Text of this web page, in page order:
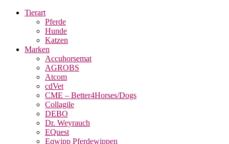
Tierart
Pferde
Hunde
Katzen
Marken
Accuhorsemat
AGROBS
Atcom
cdVet
CME – Better4Horses/Dogs
Collagile
DEBO
Dr. Weyrauch
EQuest
Eqwipp Pferdewippen